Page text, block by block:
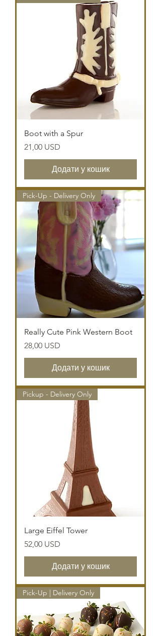
Boot with a Spur
Ціна
21,00 USD
Додати у кошик
Pick-Up - Delivery Only
Really Cute Pink Western Boot
Ціна
28,00 USD
Додати у кошик
Pickup - Delivery Only
Large Eiffel Tower
Ціна
52,00 USD
Додати у кошик
Pick-Up | Delivery Only